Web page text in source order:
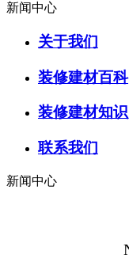
新闻中心
关于我们
装修建材百科
装修建材知识
联系我们
新闻中心